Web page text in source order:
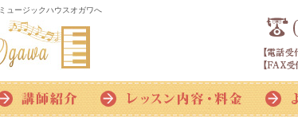
ュージックハウスオガワへ